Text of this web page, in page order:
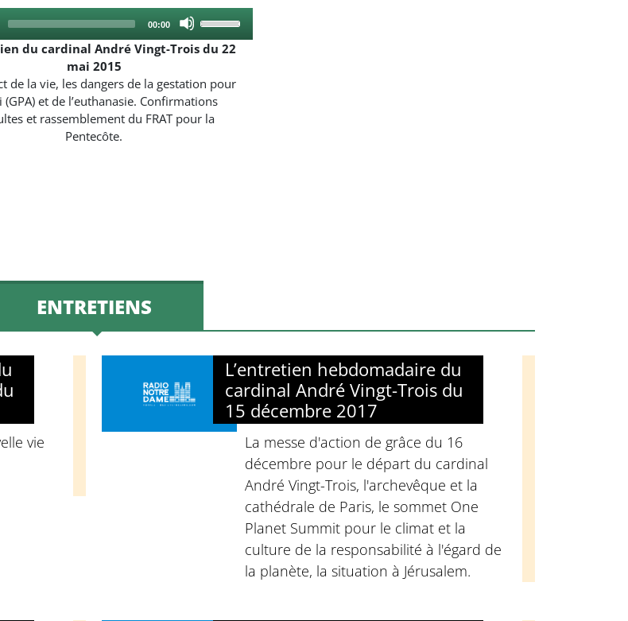
Audio
Total
00:00
Arrow
to
increase
or
du cardinal André Vingt-Trois du 22
mai 2015
de la vie, les dangers de la gestation pour
et de l’euthanasie. Confirmations
et rassemblement du FRAT pour la
Pentecôte.
ENTRETIENS
vie
L’entretien hebdomadaire du
cardinal André Vingt-Trois du
15 décembre 2017
La messe d'action de grâce du 16
décembre pour le départ du cardinal
André Vingt-Trois, l'archevêque et la
cathédrale de Paris, le sommet One
Planet Summit pour le climat et la
culture de la responsabilité à l'égard de
la planète, la situation à Jérusalem.